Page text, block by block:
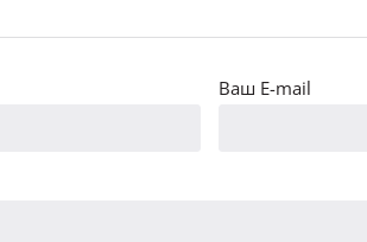
Ваш E-mail